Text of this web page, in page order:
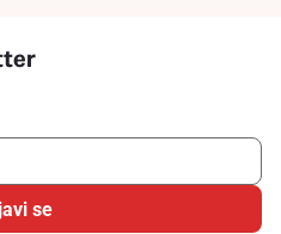
se